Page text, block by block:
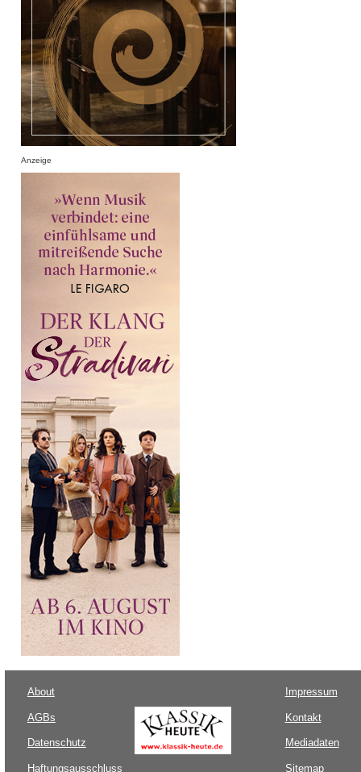
Anzeige
About
AGBs
Datenschutz
Haftungsausschluss
Impressum
Kontakt
Mediadaten
Sitemap